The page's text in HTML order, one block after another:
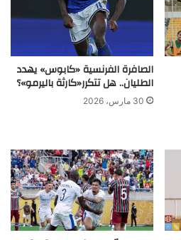
الصافرة الفرنسية «كابوس» يهدد
الطليان.. هل تتكرر«كارثة باليرمو»؟
30 مارس، 2026